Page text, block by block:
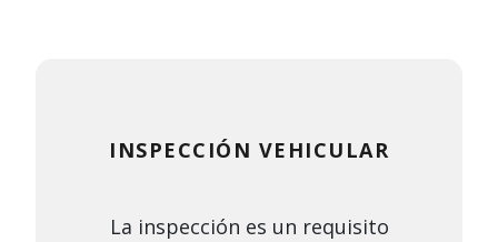
INSPECCIÓN VEHICULAR
La inspección es un requisito